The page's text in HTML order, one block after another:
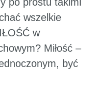
wszelkie
w
Miłość –
być